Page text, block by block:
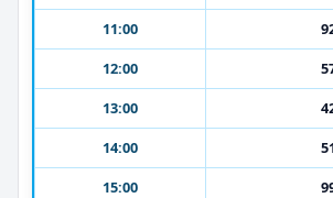
11:00
12:00
13:00
14:00
15:00